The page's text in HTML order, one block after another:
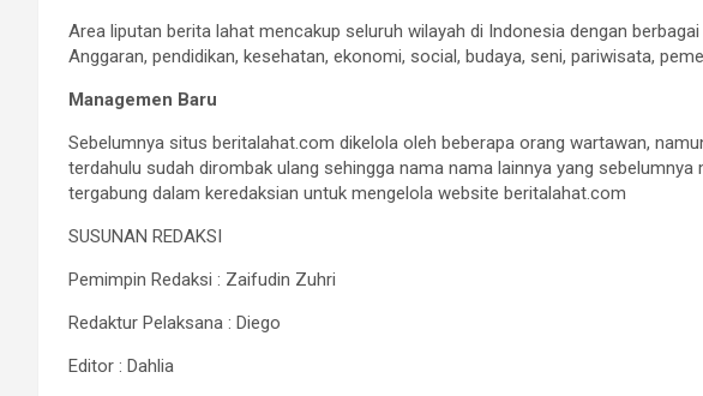
Area liputan berita lahat mencakup seluruh wilayah di Indonesia dengan
Anggaran, pendidikan, kesehatan, ekonomi, social, budaya, seni, pariwisata,
Managemen Baru
Sebelumnya situs beritalahat.com dikelola oleh beberapa orang wartawan,
terdahulu sudah dirombak ulang sehingga nama nama lainnya yang sebelumnya
tergabung dalam keredaksian untuk mengelola website beritalahat.com
SUSUNAN REDAKSI
Pemimpin Redaksi : Zaifudin Zuhri
Redaktur Pelaksana : Diego
Editor : Dahlia